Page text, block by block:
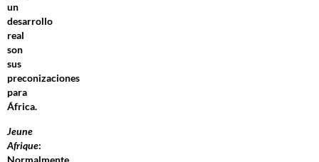
un
desarrollo
real
son
sus
preconizaciones
para
África.
Jeune
Afrique:
Normalmente